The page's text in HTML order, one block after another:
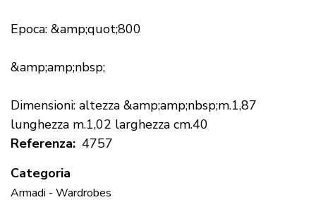
Epoca: &amp;quot;800
&amp;amp;nbsp;
Dimensioni: altezza &amp;amp;nbsp;m.1,87
lunghezza m.1,02 larghezza cm.40
Referenza 4757
Categoria
Armadi - Wardrobes